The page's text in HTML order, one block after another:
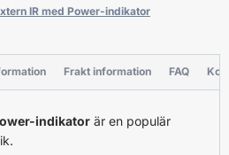
IR med Power-indikator
Frakt information FAQ
indikator är en populär